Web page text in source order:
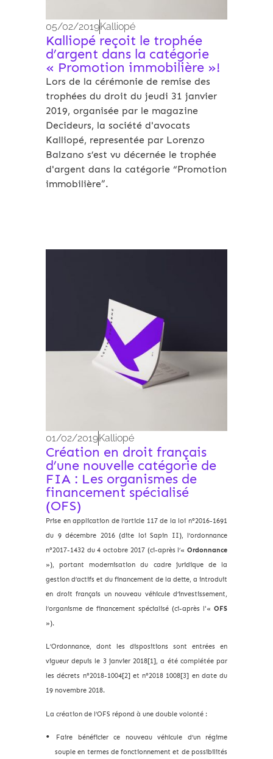
05/02/2019Kalliopé
Kalliopé reçoit le trophée
d’argent dans la catégorie
« Promotion immobilière »!
Lors de la cérémonie de remise des
trophées du droit du jeudi 31 janvier
2019, organisée par le magazine
Decideurs, la société d'avocats
Kalliopé, representée par Lorenzo
Balzano s’est vu décernée le trophée
d'argent dans la catégorie “Promotion
immobilière”.
01/02/2019Kalliopé
Création en droit français
d’une nouvelle catégorie de
FIA : Les organismes de
financement spécialisé
(OFS)
Prise en application de l’article 117 de la loi n°2016-1691
du 9 décembre 2016 (dite loi Sapin II), l’ordonnance
n°2017-1432 du 4 octobre 2017 (ci-après l’« Ordonnance
»), portant modernisation du cadre juridique de la
gestion d’actifs et du financement de la dette, a introduit
en droit français un nouveau véhicule d’investissement,
l’organisme de financement spécialisé (ci-après l'« OFS
»).
L’Ordonnance, dont les dispositions sont entrées en
vigueur depuis le 3 janvier 2018[1], a été complétée par
les décrets n°2018-1004[2] et n°2018 1008[3] en date du
19 novembre 2018.
La création de l’OFS répond à une double volonté :
Faire bénéficier ce nouveau véhicule d’un régime
souple en termes de fonctionnement et de possibilités